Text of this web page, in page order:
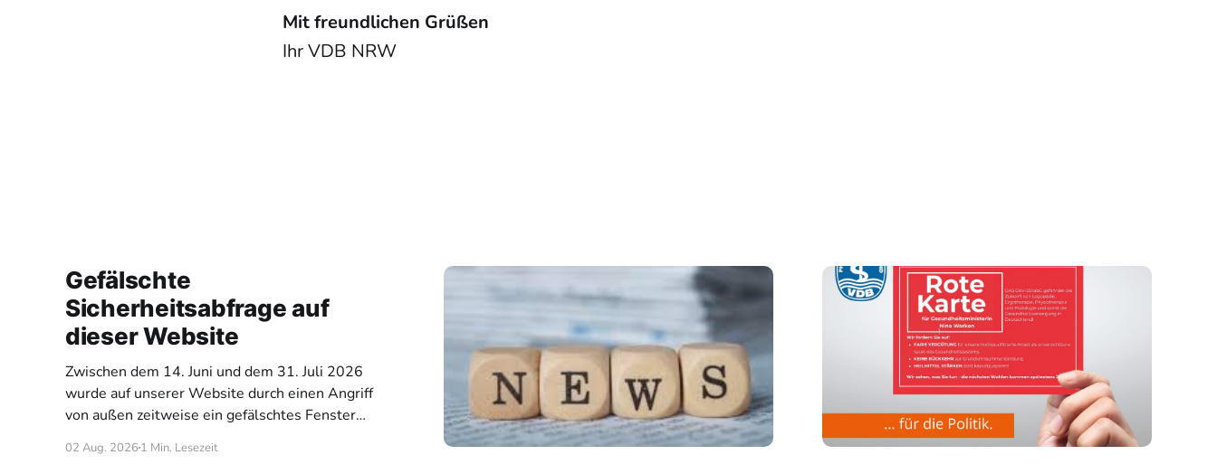
Mit freundlichen Grüßen
Ihr VDB NRW
Gefälschte
Sicherheitsabfrage auf
dieser Website
Zwischen dem 14. Juni und dem 31. Juli 2026
wurde auf unserer Website durch einen Angriff
von außen zeitweise ein gefälschtes Fenster
„Bestätigen Sie, dass Sie kein Roboter sind“
02 Aug. 2026 1 Min. Lesezeit